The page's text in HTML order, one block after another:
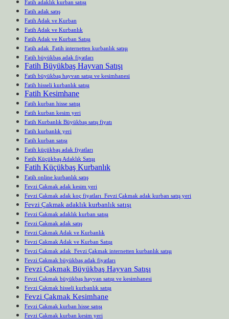
Fatih adaklık kurban satışı
Fatih adak satış
Fatih Adak ve Kurban
Fatih Adak ve Kurbanlık
Fatih Adak ve Kurban Satışı
Fatih adak Fatih internetten kurbanlık satışı
Fatih büyükbaş adak fiyatları
Fatih Büyükbaş Hayvan Satışı
Fatih büyükbaş hayvan satışı ve kesimhanesi
Fatih hisseli kurbanlık satışı
Fatih Kesimhane
Fatih kurban hisse satışı
Fatih kurban kesim yeri
Fatih Kurbanlık Büyükbaş satış fiyatı
Fatih kurbanlık yeri
Fatih kurban satışı
Fatih küçükbaş adak fiyatları
Fatih Küçükbaş Adaklık Satışı
Fatih Küçükbaş Kurbanlık
Fatih online kurbanlık satış
Fevzi Çakmak adak kesim yeri
Fevzi Çakmak adak koç fiyatları Fevzi Çakmak adak kurban satış yeri
Fevzi Çakmak adaklık kurbanlık satışı
Fevzi Çakmak adaklık kurban satışı
Fevzi Çakmak adak satış
Fevzi Çakmak Adak ve Kurbanlık
Fevzi Çakmak Adak ve Kurban Satışı
Fevzi Çakmak adak Fevzi Çakmak internetten kurbanlık satışı
Fevzi Çakmak büyükbaş adak fiyatları
Fevzi Çakmak Büyükbaş Hayvan Satışı
Fevzi Çakmak büyükbaş hayvan satışı ve kesimhanesi
Fevzi Çakmak hisseli kurbanlık satışı
Fevzi Çakmak Kesimhane
Fevzi Çakmak kurban hisse satışı
Fevzi Çakmak kurban kesim yeri